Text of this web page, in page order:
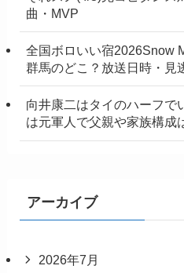
曲・MVP
全国ボロいい宿2026Snow
群馬のどこ？放送日時・見
向井康二はタイのハーフで
は元軍人で父親や家族構成
アーカイブ
2026年7月